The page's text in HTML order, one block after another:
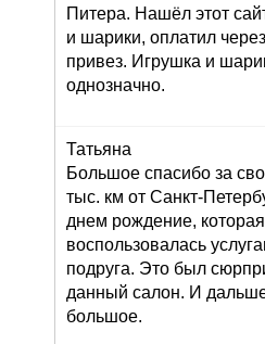
Питера. Нашёл этот
и шарики, оплатил
привез. Игрушка и
однозначно.
Татьяна
Большое спасибо за
тыс. км от Санкт-
днем рождение,
воспользовалась
подруга. Это был
данный салон. И
большое.